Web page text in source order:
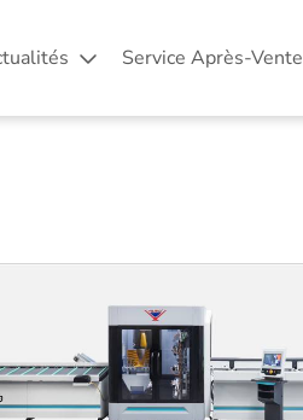
Service Après-Vente